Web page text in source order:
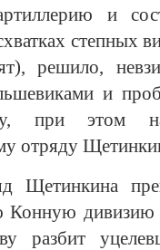
и
степных
решило,
и
при этом
отряду
Щетинкина
дивизию
разбит